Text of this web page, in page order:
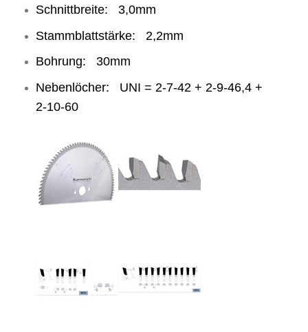
Schnittbreite: 3,0mm
Stammblattstärke: 2,2mm
Bohrung: 30mm
Nebenlöcher: UNI = 2-7-42 + 2-9-46,4 +
2-10-60